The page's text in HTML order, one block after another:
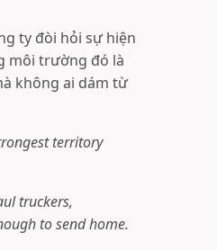
ty đòi hỏi sự hiện
môi trường đó là
không ai dám từ
territory
truckers,
to send home.